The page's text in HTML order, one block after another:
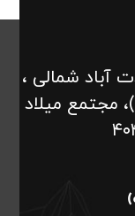
آباد شمالی ،
مجتمع میلاد